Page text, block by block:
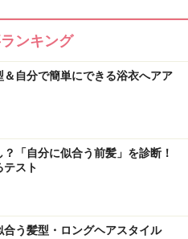
ンキング
＆自分で簡単にできる浴衣へアア
「自分に似合う前髪」を診断！
テスト
合う髪型・ロングヘアスタイル